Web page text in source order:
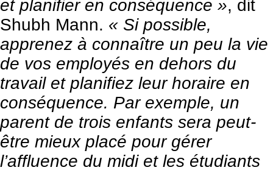
et planifier en conséquence », dit
Shubh Mann. « Si possible,
apprenez à connaître un peu la vie
de vos employés en dehors du
travail et planifiez leur horaire en
conséquence. Par exemple, un
parent de trois enfants sera peut-
être mieux placé pour gérer
l’affluence du midi et les étudiants